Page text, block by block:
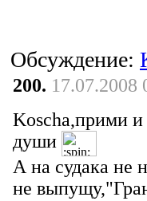
Обсуждение:
200. 17.07.2008
Koscha,прими и
души
А на судака не
не